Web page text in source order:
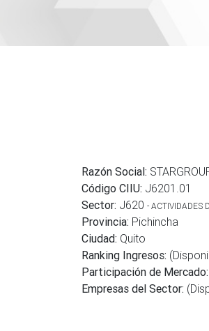
Razón Social:
Código CIIU: J6201.01
Sector: J620 - ACTIVIDADES
Provincia: Pichincha
Ciudad: Quito
Ranking Ingresos:
Participación de Mercado:
Empresas del Sector: